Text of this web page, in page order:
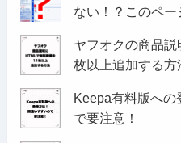
ない！？このペ
ヤフオクの商品
枚以上追加する方
Keepa有料版へ
で要注意！